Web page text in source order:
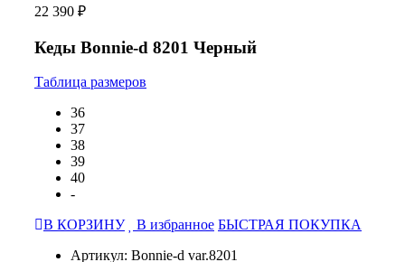
22 390 ₽
Кеды Bonnie-d 8201 Черный
Таблица размеров
36
37
38
39
40
-
В КОРЗИНУ
В избранное БЫСТРАЯ ПОКУПКА
Артикул: Bonnie-d var.8201